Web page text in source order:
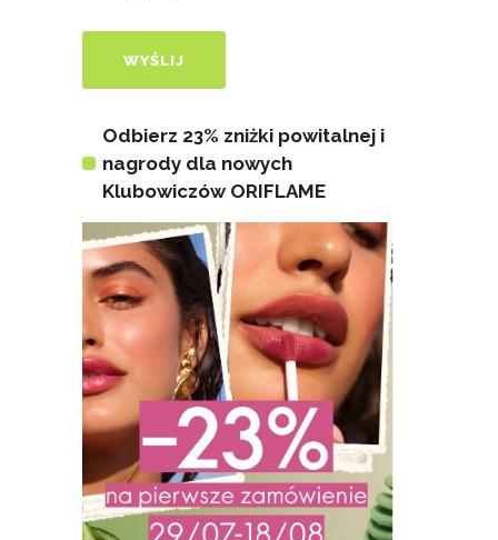
Odbierz 23% zniżki powitalnej i
nagrody dla nowych
Klubowiczów ORIFLAME